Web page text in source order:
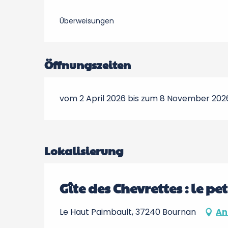
Überweisungen
Öffnungszeiten
vom 2 April 2026 bis zum 8 November
Lokalisierung
Gîte des Chevrettes : le
Le Haut Paimbault, 37240 Bournan